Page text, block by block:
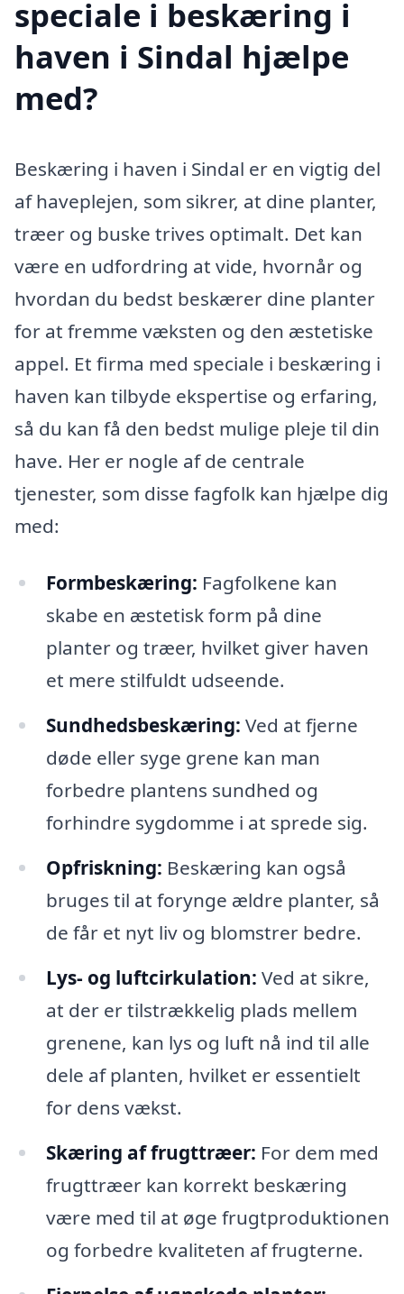
speciale i beskæring i
haven i Sindal hjælpe
med?
Beskæring i haven i Sindal er en vigtig del
af haveplejen, som sikrer, at dine planter,
træer og buske trives optimalt. Det kan
være en udfordring at vide, hvornår og
hvordan du bedst beskærer dine planter
for at fremme væksten og den æstetiske
appel. Et firma med speciale i beskæring i
haven kan tilbyde ekspertise og erfaring,
så du kan få den bedst mulige pleje til din
have. Her er nogle af de centrale
tjenester, som disse fagfolk kan hjælpe dig
med:
Formbeskæring: Fagfolkene kan
skabe en æstetisk form på dine
planter og træer, hvilket giver haven
et mere stilfuldt udseende.
Sundhedsbeskæring: Ved at fjerne
døde eller syge grene kan man
forbedre plantens sundhed og
forhindre sygdomme i at sprede sig.
Opfriskning: Beskæring kan også
bruges til at forynge ældre planter, så
de får et nyt liv og blomstrer bedre.
Lys- og luftcirkulation: Ved at sikre,
at der er tilstrækkelig plads mellem
grenene, kan lys og luft nå ind til alle
dele af planten, hvilket er essentielt
for dens vækst.
Skæring af frugttræer: For dem med
frugttræer kan korrekt beskæring
være med til at øge frugtproduktionen
og forbedre kvaliteten af frugterne.